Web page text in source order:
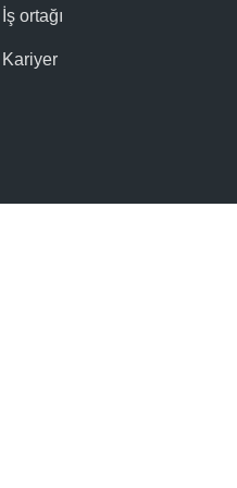
İş ortağı
Kariyer